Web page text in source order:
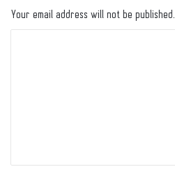
Your email address will not be published.